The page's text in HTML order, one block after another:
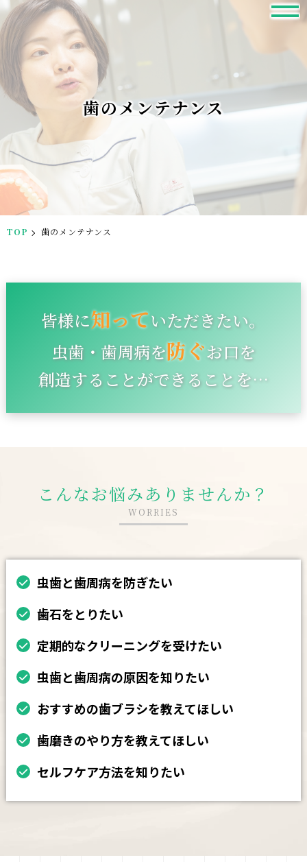
歯のメンテナンス
TOP 歯のメンテナンス
皆様に知っていただきたい。
虫歯・歯周病を防ぐお口を
創造することができることを…
こんなお悩みありませんか？
WORRIES
虫歯と歯周病を防ぎたい
歯石をとりたい
定期的なクリーニングを受けたい
虫歯と歯周病の原因を知りたい
おすすめの歯ブラシを教えてほしい
歯磨きのやり方を教えてほしい
セルフケア方法を知りたい